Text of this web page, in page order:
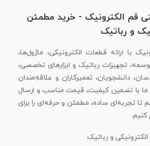
قم الکترونیک - خرید مطمئن
و رباتیک
با ارائه قطعات الکترونیکی، ماژول‌ها،
تجهیزات رباتیک و ابزارهای تخصصی،
دانشجویان، تعمیرکاران و علاقه‌مندان
ما با تضمین کیفیت، قیمت مناسب و ارسال
تجربه‌ای ساده، مطمئن و حرفه‌ای را برای
و رباتیک